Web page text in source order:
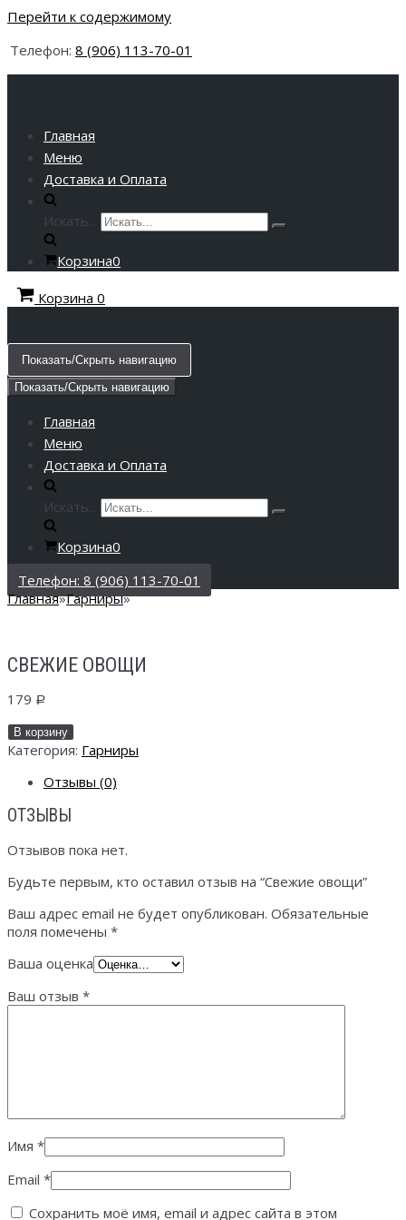
Перейти к содержимому
Телефон: 8 (906) 113-70-01
Главная
Меню
Доставка и Оплата
Искать...
Корзина0
Корзина 0
Показать/Скрыть навигацию
Показать/Скрыть навигацию
Главная
Меню
Доставка и Оплата
Искать...
Корзина0
Телефон: 8 (906) 113-70-01
Главная»Гарниры»
СВЕЖИЕ ОВОЩИ
179 Р
В корзину
Категория: Гарниры
Отзывы (0)
ОТЗЫВЫ
Отзывов пока нет.
Будьте первым, кто оставил отзыв на “Свежие овощи”
Ваш адрес email не будет опубликован. Обязательные
поля помечены *
Ваша оценка
Ваш отзыв *
Имя *
Email *
Сохранить моё имя, email и адрес сайта в этом